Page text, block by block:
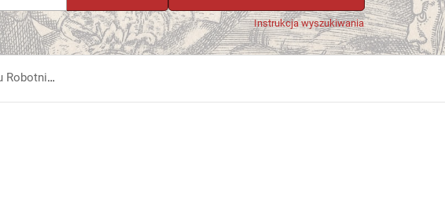
Instrukcja wyszukiwania
Tarnowskie Azoty : Organ Samorządu Robotniczego Zakładów Azotowych im. Feliksa Dzierżyńskiego. 1964, nr 8